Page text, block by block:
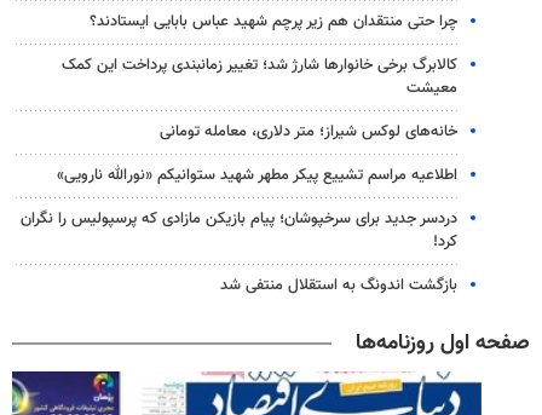
چرا حتی منتقدان هم زیر پرچم شهید عباس بابایی ایستادند؟
کالابرگ برخی خانوارها شارژ شد؛ تغییر زمانبندی پرداخت این کمک
معیشت
خانه‌های لوکس شیراز؛ متر دلاری، معامله تومانی
اطلاعیه مراسم تشییع پیکر مطهر شهید ستوانیکم «نورالله نارویی»
دردسر جدید برای سرخپوشان؛ پیام بازیکن مازادی که پرسپولیس را نگران
کرد!
بازگشت اندونگ به استقلال منتفی شد
صفحه اول روزنامه‌ها